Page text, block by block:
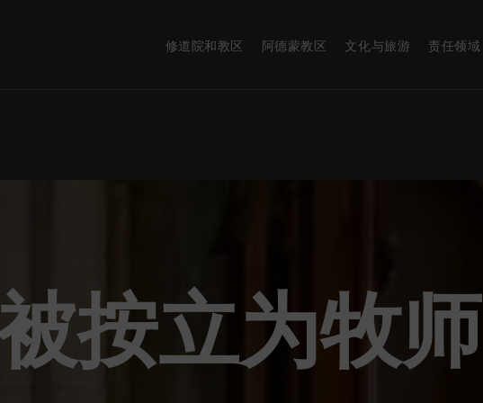
修道院和教区 阿德蒙教区 文化与旅游 责任领域
按立为牧师